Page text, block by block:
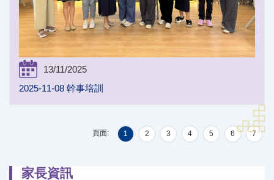
13/11/2025
2025-11-08 幹事培訓
頁面: 1 2 3 4 5 6 7
家長資訊